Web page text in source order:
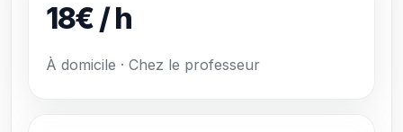
18€ / h
À domicile · Chez le professeur